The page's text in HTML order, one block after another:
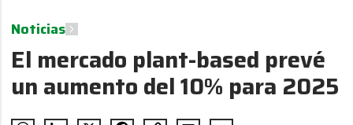
Noticias
El mercado plant-based prevé
un aumento del 10% para 2025